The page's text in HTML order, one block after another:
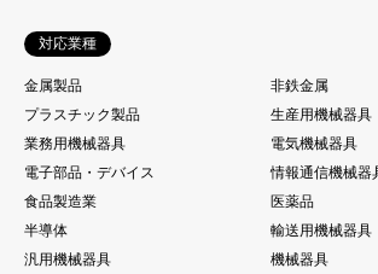
対応業種
金属製品
非鉄金属
プラスチック製品
生産用機械器具
業務用機械器具
電気機械器具
電子部品・デバイス
情報通信機械器
食品製造業
医薬品
半導体
輸送用機械器具
汎用機械器具
機械器具